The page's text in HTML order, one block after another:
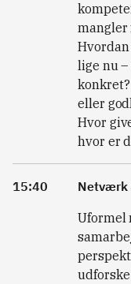
mangler
lige nu
eller
Hvor
hvor er
15:40
Netværk
Uformel